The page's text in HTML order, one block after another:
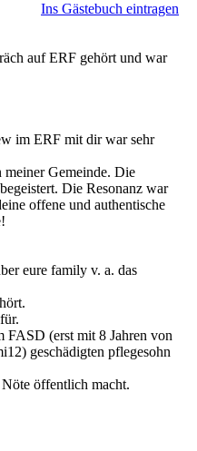
Ins Gästebuch eintragen
auf ERF gehört und war
im ERF mit dir war sehr
Gemeinde. Die
Die Resonanz war
offene und authentische
eure family v. a. das
FASD (erst mit 8 Jahren von
geschädigten pflegesohn
öffentlich macht.